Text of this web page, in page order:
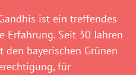
ist ein treffendes
Seit 30 Jahren
bayerischen Grünen
für